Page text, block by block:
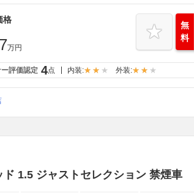
格
万円
無
料
評価認定 4点 内装: 外装:
ド 1.5 ジャストセレクション 禁煙車